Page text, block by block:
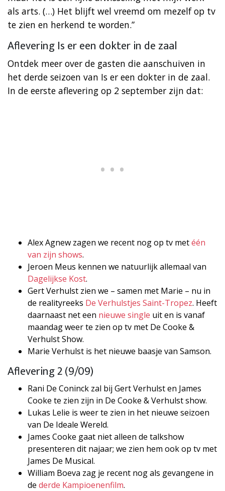
als arts. (…) Het blijft wel vreemd om mezelf op tv
te zien en herkend te worden.”
Aflevering Is er een dokter in de zaal
Ontdek meer over de gasten die aanschuiven in
het derde seizoen van Is er een dokter in de zaal.
In de eerste aflevering op 2 september zijn dat:
Alex Agnew zagen we recent nog op tv metéén
van zijn shows.
Jeroen Meus kennen we natuurlijk allemaal van
Dagelijkse Kost.
Gert Verhulst zien we – samen met Marie – nu in
de realityreeks De Verhulstjes Saint-Tropez. Heeft
daarnaast net een nieuwe single uit en is vanaf
maandag weer te zien op tv met De Cooke &
Verhulst Show.
Marie Verhulst is het nieuwe baasje van Samson.
Aflevering 2 (9/09)
Rani De Coninck zal bij Gert Verhulst en James
Cooke te zien zijn in De Cooke & Verhulst show.
Lukas Lelie is weer te zien in het nieuwe seizoen
van De Ideale Wereld.
James Cooke gaat niet alleen de talkshow
presenteren dit najaar; we zien hem ook op tv met
James De Musical.
William Boeva zag je recent nog als gevangene in
de derde Kampioenenfilm.